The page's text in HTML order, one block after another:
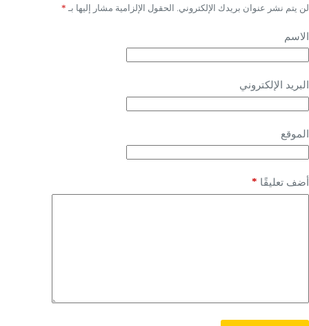
لن يتم نشر عنوان بريدك الإلكتروني. الحقول الإلزامية مشار إليها بـ *
الاسم
البريد الإلكتروني
الموقع
أضف تعليقًا *